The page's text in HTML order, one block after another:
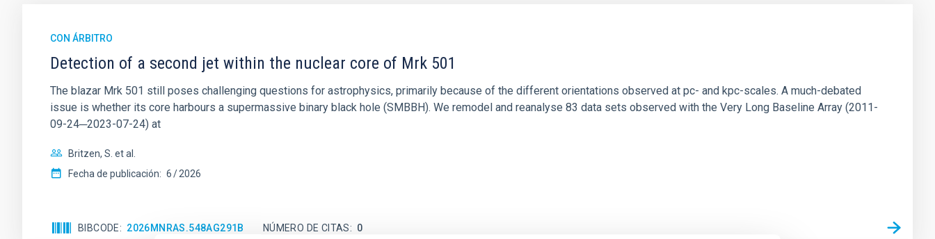
CON ÁRBITRO
Detection of a second jet within the nuclear core of Mrk 501
The blazar Mrk 501 still poses challenging questions for astrophysics, primarily because of the different orientations observed at pc- and kpc-scales. A much-debated
issue is whether its core harbours a supermassive binary black hole (SMBBH). We remodel and reanalyse 83 data sets observed with the Very Long Baseline Array (2011-
09-24─2023-07-24) at
Britzen, S. et al.
Fecha de publicación: 6 2026
BIBCODE 2026MNRAS.548AG291B NÚMERO DE CITAS 0